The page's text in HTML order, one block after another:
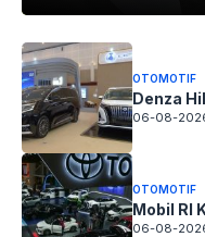
OTOMOTIF
Denza
06-08-
OTOMOTIF
Mobil RI
06-08-